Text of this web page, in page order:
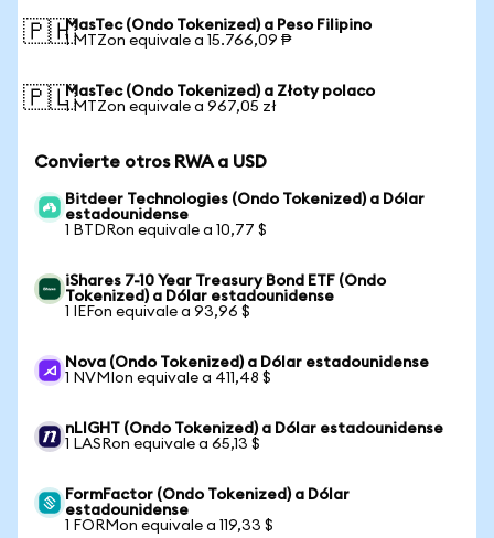
🇵🇭MasTec (Ondo Tokenized) a Peso Filipino
1 MTZon equivale a 15.766,09 ₱
🇵🇱MasTec (Ondo Tokenized) a Złoty polaco
1 MTZon equivale a 967,05 zł
Convierte otros RWA a USD
Bitdeer Technologies (Ondo Tokenized) a Dólar
estadounidense
1 BTDRon equivale a 10,77 $
iShares 7-10 Year Treasury Bond ETF (Ondo
Tokenized) a Dólar estadounidense
1 IEFon equivale a 93,96 $
Nova (Ondo Tokenized) a Dólar estadounidense
1 NVMIon equivale a 411,48 $
nLIGHT (Ondo Tokenized) a Dólar estadounidense
1 LASRon equivale a 65,13 $
FormFactor (Ondo Tokenized) a Dólar
estadounidense
1 FORMon equivale a 119,33 $